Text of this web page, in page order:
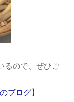
るので、ぜひご
ブログ】